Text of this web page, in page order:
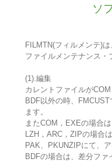
ソ
FILMTN(フィルメンテ)
ファイルメンテナンス・
(1).編集
カレントファイルが
BDF以外の時、
ます。
またCOM，EXEの場合
LZH，ARC，ZIPの場合
PAK、PKUNZIPにて、
BDFの場合は、差分ファ